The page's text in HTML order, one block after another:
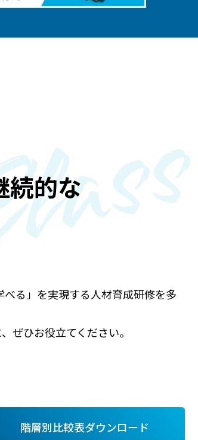
続的な
る」を実現する人材育成研修を多
ぜひお役立てください。
階層別比較表ダウンロード